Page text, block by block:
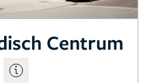
Centrum